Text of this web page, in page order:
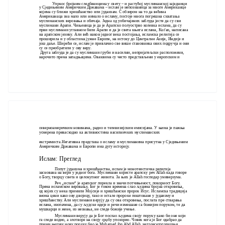
Упркос бројним следбеницима у свету – и растућој муслиманској заједници
у Сједињеним Америчким Државама – ислам је непознаница за многе Американце
којима су ближи хришћанство или јудаизам. С обзиром на то да већина
Американаца зна мало или нимало о исламу, постоје многа погрешна схватања
муслиманских веровања и обичаја. Једна од уобичајених заблуда јесте да су сви
муслимани Арапи. Чињеница је да је Арапско полуострво колевка ислама, да су
први муслимани углавном били Арапи и да је света књига ислама, Kur'an, написана
на арапском језику. Али већ након једног века постојања, исламска религија се
проширила и у областима јужне Европе, на истоку до Централне Азије, Индије и
још даље. Ширећи се, ислам је привлачио све више становника ових подручја и они
су се преобратили у ову веру.
Друга заблуда је да су муслимани груби и насилни, непријатељски расположени,
нарочито према западњацима. Оваквима су често представљени у европским и
северноамеричким новинама, радио и телевизијским емисијама. У њима је пажња
усмерена превасходно ка активностима насилничких муслиманских
екстремиста.Негативна представа о исламу и муслиманима присутна у Сједињеним
Америчким Државама и Европи има дугу историју.
Ислам: Преглед
Попут јудаизма и хришћанства, ислам је монотеистичка религија
заснована на вери у једног бога. Муслимани користе арапску реч Allah када говоре
о Богу, творцу света и целокупног живота. За њих је Allah господар универзума.
Реч „ислам“ је арапског порекла и значи потчињеност, покорност Богу.
Према исламском веровању, Бог је током времена слао људима бројна откровења,
од којих су нека примили Мојсије и хришћански пророк Исус. Исламска традиција
веома цени како ову двојицу, тако и остале пророке поштоване у јудаизму и
хришћанству. Али муслимани верују да су ова откровења, послата пре стварања
ислама, изопачена, да су људске идеје и речи измешане са божијом поруком, те да
мушкарци и жене, из незнања, не следе божије учење.
Муслимани верују да је Бог послао људима своју поруку како би оне који
га следе водио, а злотворе на своју срџбу упозорио. Човек кога је Бог одабрао да